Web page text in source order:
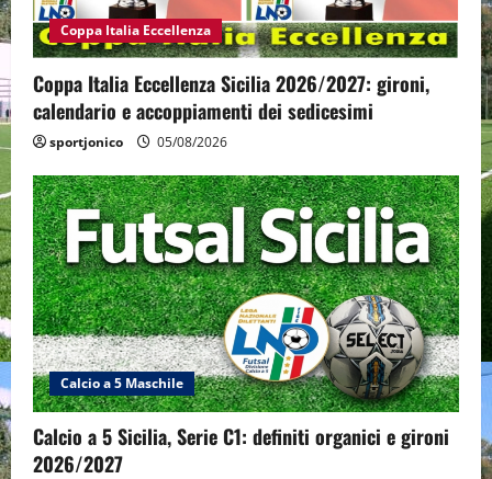
Coppa Italia Eccellenza
Coppa Italia Eccellenza Sicilia 2026/2027: gironi,
calendario e accoppiamenti dei sedicesimi
sportjonico 05/08/2026
Calcio a 5 Maschile
Calcio a 5 Sicilia, Serie C1: definiti organici e gironi
2026/2027